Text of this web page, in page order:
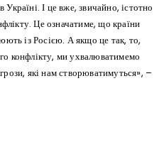
І це вже, звичайно, істотно
Це означатиме, що країни
із Росією. А якщо це так, то,
конфлікту, ми ухвалюватимемо
які нам створюватимуться», –